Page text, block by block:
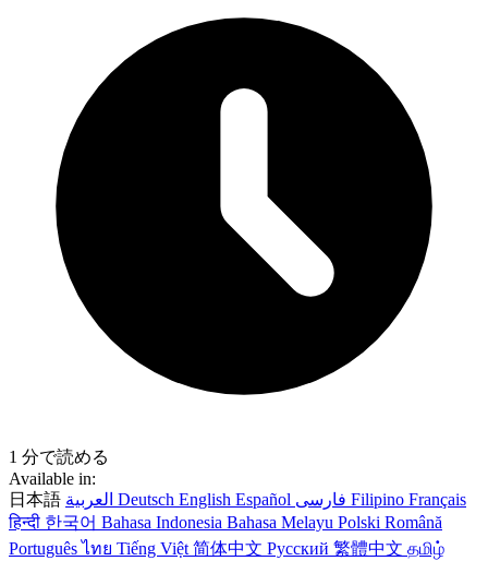
1 分で読める
Available in:
日本語
Deutsch English Español Filipino Français
हिन्दी 한국어 Bahasa Indonesia Bahasa Melayu Polski Română
Portuguêsไทย Tiếng Việt 简体中文 Русский 繁體中文 தமிழ்